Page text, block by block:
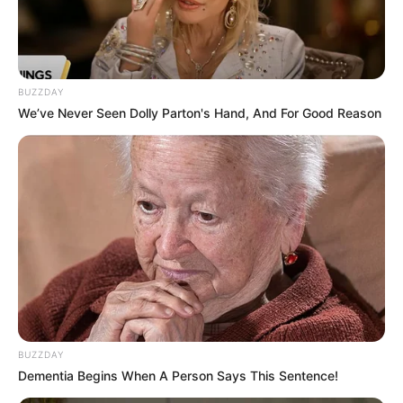
BUZZDAY
We’ve Never Seen Dolly Parton's Hand, And For Good Reason
BUZZDAY
Dementia Begins When A Person Says This Sentence!